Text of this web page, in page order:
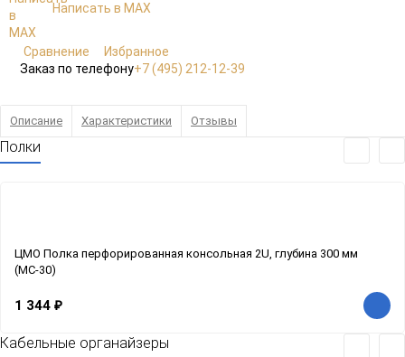
Написать в MAX
Сравнение
Избранное
Заказ по телефону+7 (495) 212-12-39
Описание Характеристики Отзывы
Полки
ЦМО Полка перфорированная консольная 2U, глубина 300 мм
(МС-30)
1 344 ₽
Кабельные органайзеры